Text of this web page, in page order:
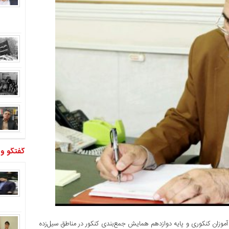
کنکوری و پایه دوازدهم همایش جمع‌بندی کنکور در مناطق سیل‌زده
گفتگو